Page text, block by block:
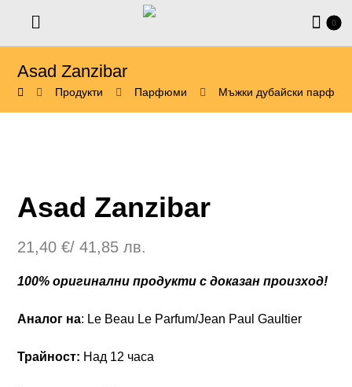
Asad Zanzibar
Продукти Парфюми Мъжки дубайски
Asad Zanzibar
21,40€/ 41,85 лв.
100% оригинални продукти с доказан произход!
Аналог на: Le Beau Le Parfum/Jean Paul Gaultier
Трайност: Над 12 часа